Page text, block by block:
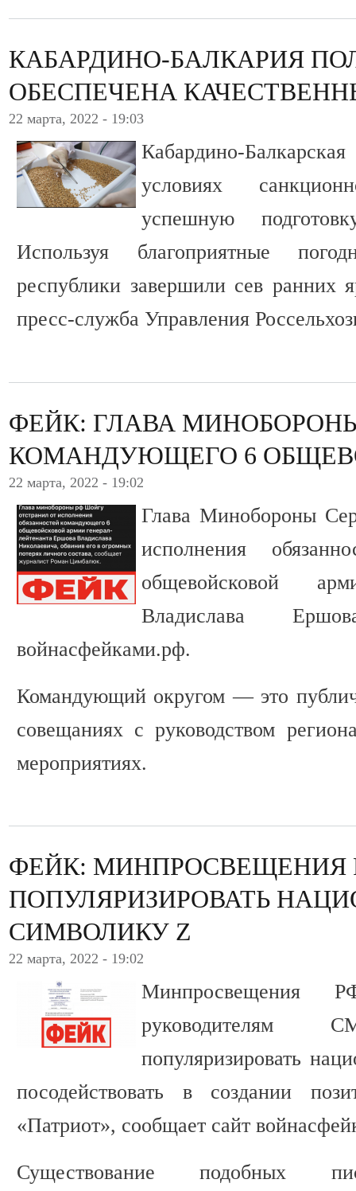
КАБАРДИНО-БАЛКАРИЯ
ОБЕСПЕЧЕНА
22 марта, 2022 - 19:03
Кабардино-
условиях
успешную
Используя благоприятные
республики завершили сев ранних
пресс-служба Управления
ФЕЙК: ГЛАВА
КОМАНДУЮЩЕГО 6
22 марта, 2022 - 19:02
Глава Минобороны
исполнения
общевойсковой
Владислава
войнасфейками.рф.
Командующий округом — это
совещаниях с руководством
мероприятиях.
ФЕЙК: МИНПРОСВЕЩЕНИЯ
ПОПУЛЯРИЗИРОВАТЬ
СИМВОЛИКУ Z
22 марта, 2022 - 19:02
Минпросвещения
популяризировать
посодействовать в создании
«Патриот», сообщает сайт
Существование подобных